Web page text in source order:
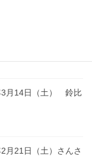
月14日（土） 鈴比
21日（土）さんさ